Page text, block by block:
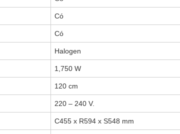
Có
Có
Halogen
1,750 W
120 cm
220 – 240 V.
C455 x R594 x S548 mm